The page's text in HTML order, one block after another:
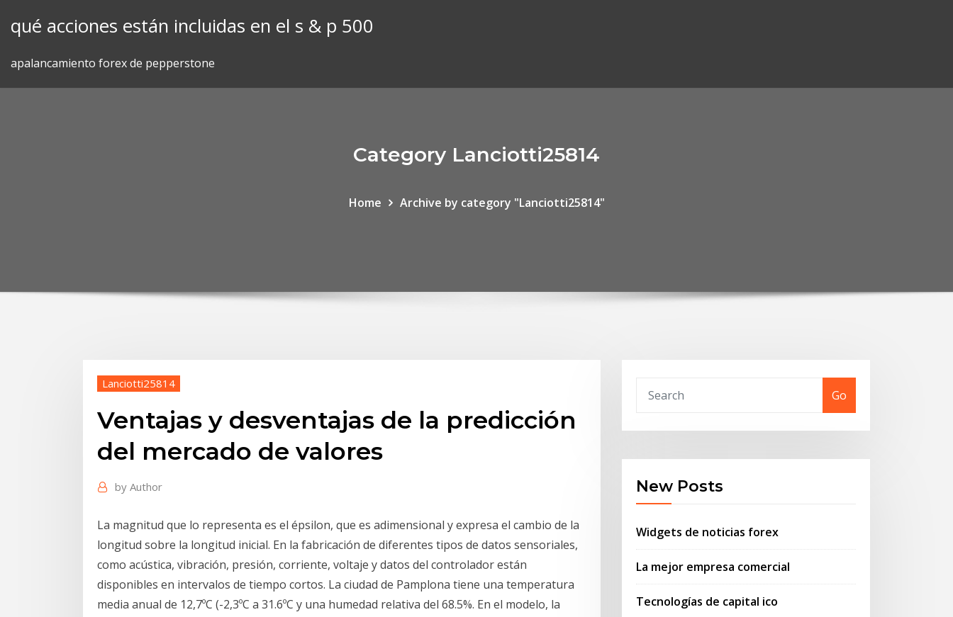
qué acciones están incluidas en el s & p 500
apalancamiento forex de pepperstone
Category Lanciotti25814
Home Archive by category "Lanciotti25814"
Lanciotti25814
Ventajas y desventajas de la predicción
del mercado de valores
by Author
La magnitud que lo representa es el épsilon, que es adimensional y expresa el cambio de la
longitud sobre la longitud inicial. En la fabricación de diferentes tipos de datos sensoriales,
como acústica, vibración, presión, corriente, voltaje y datos del controlador están
disponibles en intervalos de tiempo cortos. La ciudad de Pamplona tiene una temperatura
media anual de 12,7ºC (-2,3ºC a 31.6ºC y una humedad relativa del 68.5%. En el modelo, la
Go
New Posts
Widgets de noticias forex
La mejor empresa comercial
Tecnologías de capital ico